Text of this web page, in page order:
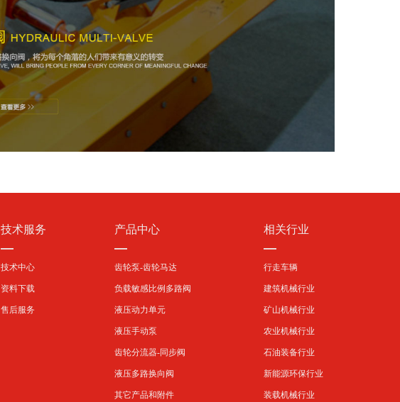
技术服务
—
技术中心
资料下载
售后服务
产品中心
—
齿轮泵-齿轮马达
负载敏感比例多路阀
液压动力单元
液压手动泵
齿轮分流器-同步阀
液压多路换向阀
其它产品和附件
相关行业
—
行走车辆
建筑机械行业
矿山机械行业
农业机械行业
石油装备行业
新能源环保行业
装载机械行业